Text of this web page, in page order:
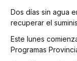
Dos días sin agua
recuperar el
Este lunes
Programas